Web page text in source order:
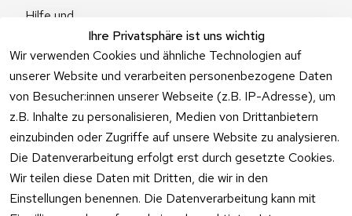
Ihre Privatsphäre ist uns wichtig
Wir verwenden Cookies und ähnliche Technologien auf
unserer Website und verarbeiten personenbezogene Daten
von Besucher:innen unserer Webseite (z.B. IP-Adresse), um
z.B. Inhalte zu personalisieren, Medien von Drittanbietern
einzubinden oder Zugriffe auf unsere Website zu analysieren.
Die Datenverarbeitung erfolgt erst durch gesetzte Cookies.
Wir teilen diese Daten mit Dritten, die wir in den
Einstellungen benennen. Die Datenverarbeitung kann mit
Hilfe und
Fragen
Zum
Kontaktformu
lar
Vertrag
widerrufen